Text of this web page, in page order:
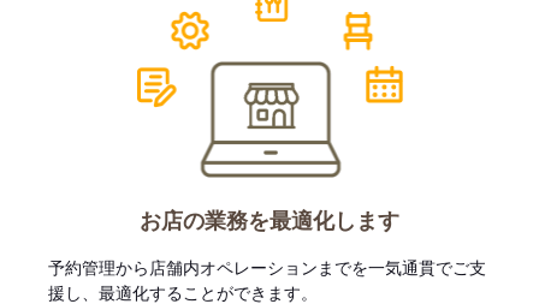
お店の業務を最適化します
予約管理から店舗内オペレーションまでを一気通貫でご支
援し、最適化することができます。